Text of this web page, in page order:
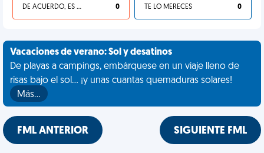
DE ACUERDO, ES UNA VIDA HP 0 TE LO MERECES 0
Vacaciones de verano: Sol y desatinos
De playas a campings, embárquese en un viaje lleno de
risas bajo el sol... ¡y unas cuantas quemaduras solares!
Más…
FML ANTERIOR SIGUIENTE FML